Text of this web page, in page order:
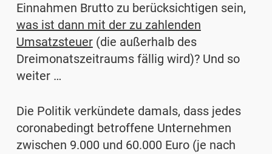
Einnahmen Brutto zu berücksichtigen sein,
was ist dann mit der zu zahlenden
Umsatzsteuer(die außerhalb des
Dreimonatszeitraums fällig wird)? Und so
weiter …
Die Politik verkündete damals, dass jedes
coronabedingt betroffene Unternehmen
zwischen 9.000 und 60.000 Euro (je nach